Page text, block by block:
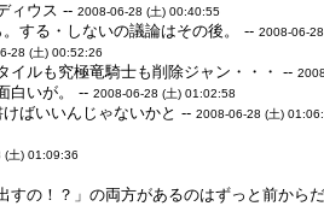
ィウス --2008-06-28 (土) 00:40:55
する・しないの議論はその後。 --2008-06-
28 (土) 00:52:26
イルも究極竜騎士も削除ジャン・・・ --
白いが。 --2008-06-28 (土) 01:02:58
ばいいんじゃないかと --2008-06-28 (土)
(土) 01:09:36
すの！？」の両方があるのはずっと前から